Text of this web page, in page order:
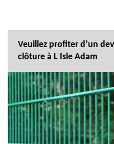
Veuillez profiter d’un
clôture à L Isle Adam